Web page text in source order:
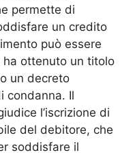
permette di
un credito
può essere
ottenuto un titolo
un decreto
condanna. Il
l’iscrizione di
del debitore, che
soddisfare il